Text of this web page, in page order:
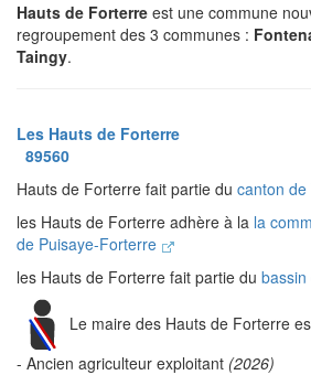
Hauts de Forterre est une commune
regroupement des 3 communes :
Taingy.
Les Hauts de Forterre
89560
Hauts de Forterre fait partie du canton de
les Hauts de Forterre adhère à la la
de Puisaye-Forterre
les Hauts de Forterre fait partie du
Le maire des Hauts de Forterre
- Ancien agriculteur exploitant (2026)